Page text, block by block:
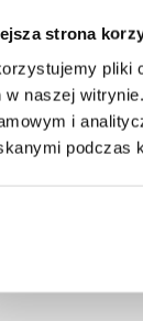
strona
pliki
w naszej
i
podczas
charakter